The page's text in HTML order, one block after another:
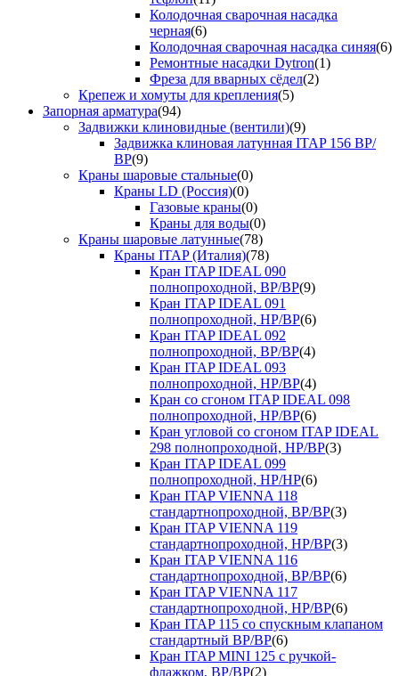
Колодочная сварочная насадка
черная(6)
Колодочная сварочная насадка синяя(6)
Ремонтные насадки Dytron(1)
Фреза для вварных сёдел(2)
Крепеж и хомуты для крепления(5)
Запорная арматура(94)
Задвижки клиновидные (вентили)(9)
Задвижка клиновая латунная ITAP 156 ВР/
ВР(9)
Краны шаровые стальные(0)
Краны LD (Россия)(0)
Газовые краны(0)
Краны для воды(0)
Краны шаровые латунные(78)
Краны ITAP (Италия)(78)
Кран ITAP IDEAL 090
полнопроходной, ВР/ВР(9)
Кран ITAP IDEAL 091
полнопроходной, НР/ВР(6)
Кран ITAP IDEAL 092
полнопроходной, ВР/ВР(4)
Кран ITAP IDEAL 093
полнопроходной, НР/ВР(4)
Кран со сгоном ITAP IDEAL 098
полнопроходной, НР/ВР(6)
Кран угловой со сгоном ITAP IDEAL
298 полнопроходной, НР/ВР(3)
Кран ITAP IDEAL 099
полнопроходной, НР/НР(6)
Кран ITAP VIENNA 118
стандартнопроходной, ВР/ВР(3)
Кран ITAP VIENNA 119
стандартнопроходной, НР/ВР(3)
Кран ITAP VIENNA 116
стандартнопроходной, ВР/ВР(6)
Кран ITAP VIENNA 117
стандартнопроходной, НР/ВР(6)
Кран ITAP 115 со спускным клапаном
стандартный ВР/ВР(6)
Кран ITAP MINI 125 с ручкой-
флажком, ВР/ВР(2)